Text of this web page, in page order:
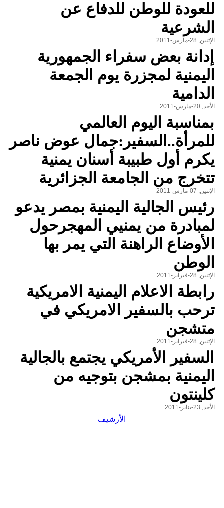
للعودة للوطن للدفاع عن
الشرعية
الإثنين, 28-مارس-2011
إدانة بعض سفراء الجمهورية
اليمنية لمجزرة يوم الجمعة
الدامية
الأحد, 20-مارس-2011
بمناسبة اليوم العالمي
للمرأة..السفير:جمال عوض ناصر
يكرم أول طبيبة أسنان يمنية
تتخرج من الجامعة الجزائرية
الإثنين, 07-مارس-2011
رئيس الجالية اليمنية بمصر يدعو
لمبادرة من يمنيي المهجرحول
الأوضاع الراهنة التي يمر بها
الوطن
الإثنين, 28-فبراير-2011
رابطة الاعلام اليمنية الامريكية
ترحب بالسفير الامريكي في
متشجن
الإثنين, 28-فبراير-2011
السفير الأمريكي يجتمع بالجالية
اليمنية بمشجن بتوجيه من
كلينتون
الأحد, 23-يناير-2011
الأرشيف